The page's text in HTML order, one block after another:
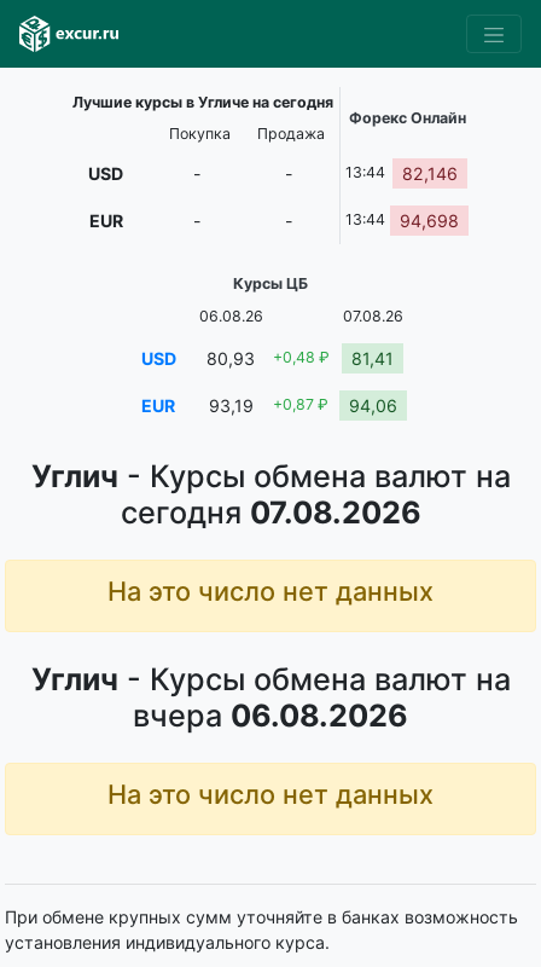
Углич - Курсы обмена валют на
сегодня 07.08.2026
На это число нет данных
Углич - Курсы обмена валют на
вчера 06.08.2026
На это число нет данных
При обмене крупных сумм уточняйте в банках возможность
установления индивидуального курса.
Лучшие курсы в Угличе на сегодня
Форекс Онлайн
Покупка
Продажа
USD - - 13:44 82,146
EUR - - 13:44 94,698
Курсы ЦБ
06.08.26
07.08.26
USD 80,93 +0,48 ₽ 81,41
EUR 93,19 +0,87 ₽ 94,06